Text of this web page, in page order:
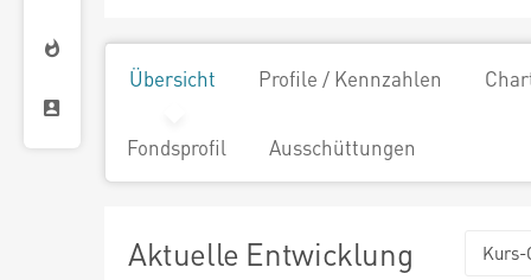
Übersicht Profile / Kennzahlen
Fondsprofil Ausschüttungen
Aktuelle Entwicklung Kurs-